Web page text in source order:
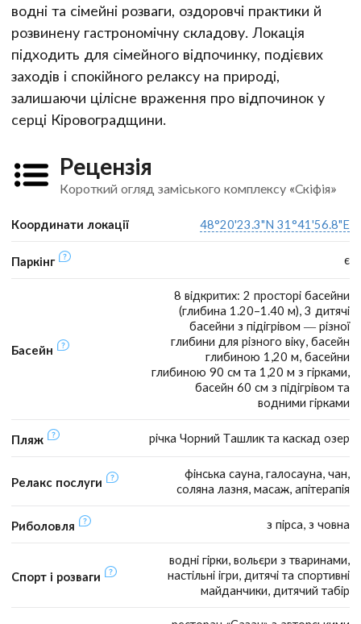
водні та сімейні розваги, оздоровчі практики й
розвинену гастрономічну складову. Локація
підходить для сімейного відпочинку, подієвих
заходів і спокійного релаксу на природі,
залишаючи цілісне враження про відпочинок у
серці Кіровоградщини.
Рецензія
Короткий огляд заміського комплексу «Скіфія»
Координати локації 48°20'23.3"N 31°41'56.8"E
Паркінг є
Басейн
8 відкритих: 2 просторі басейни
(глибина 1.20–1.40 м), 3 дитячі
басейни з підігрівом — різної
глибини для різного віку, басейн
глибиною 1,20 м, басейни
глибиною 90 см та 1,20 м з гірками,
басейн 60 см з підігрівом та
водними гірками
Пляж річка Чорний Ташлик та каскад озер
Релакс послуги
фінська сауна, галосауна, чан,
соляна лазня, масаж, апітерапія
Риболовля з пірса, з човна
Спорт і розваги
водні гірки, вольєри з тваринами,
настільні ігри, дитячі та спортивні
майданчики, дитячий табір